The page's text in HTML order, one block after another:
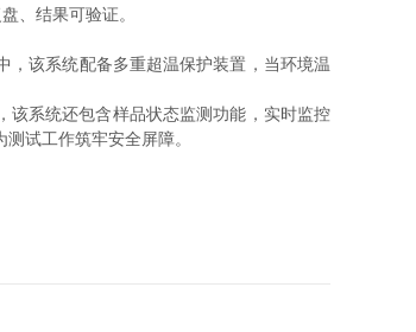
、结果可验证。
该系统配备多重超温保护装置，当环境温
系统还包含样品状态监测功能，实时监控
试工作筑牢安全屏障。